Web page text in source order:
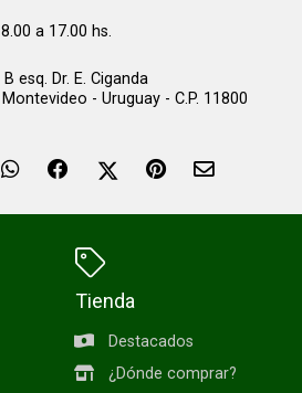
a 17.00 hs.
esq. Dr. E. Ciganda
Montevideo - Uruguay - C.P. 11800
Tienda
Destacados
¿Dónde comprar?